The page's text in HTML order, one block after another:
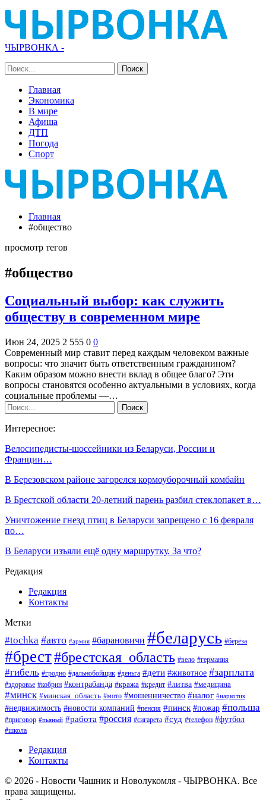
ЧЫРВОНКА -
Главная
Экономика
В мире
Афиша
ДТП
Погода
Спорт
Главная
#общество
просмотр тегов
#общество
Социальный выбор: как служить
обществу в современном мире
Июн 24, 2025 2 555 0 0
Современный мир ставит перед каждым человеком важные
вопросы: что значит быть ответственным гражданином?
Каким образом можно внести вклад в общее благо? Эти
вопросы становятся особенно актуальными в условиях, когда
социальные проблемы —…
Интересное:
Велосипедисты-шоссейники из Беларуси, России и
Франции…
В Березовском районе загорелся кормоуборочный комбайн
В Брестской области 20-летний парень разбил стеклопакет в…
Уничтожение гнезд птиц в Беларуси запрещено с 16 февраля
по…
В Беларуси изъяли ещё одну маршрутку. За что?
Редакция
Редакция
Контакты
Метки
#tochka #авто #армия #барановичи #беларусь #берёза
#брест#брестская_область #вело #германия
#гибель #гродно #дальнобойщик #деньга #дети #животное #зарплата
#здоровье #кобрин #контрабанда #кража #кредит #литва #медицина
#минск #минская_область #мото #мошенничество #налог #наркотик
#недвижимость #новости компаний #пенсия #пинск #пожар #польша
#приговор #пьяный #работа #россия #сигарета #суд #телефон #футбол
#школа
Редакция
Контакты
© 2026 - Новости Чашник и Новолукомля - ЧЫРВОНКА. Все
права защищены.